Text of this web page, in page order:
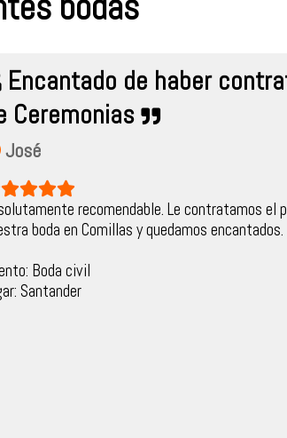
Encantado de haber
Ceremonias
José
recomendable. Le contratamos el
boda en Comillas y quedamos encantados.
Boda civil
Santander